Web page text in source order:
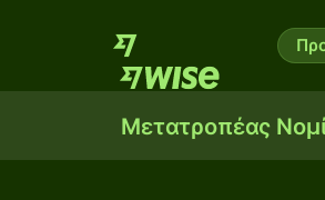
Μετατροπέας